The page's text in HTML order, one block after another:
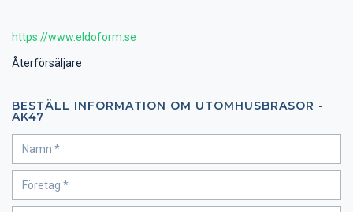
https://www.eldoform.se
Återförsäljare
BESTÄLL INFORMATION OM UTOMHUSBRASOR -
AK47